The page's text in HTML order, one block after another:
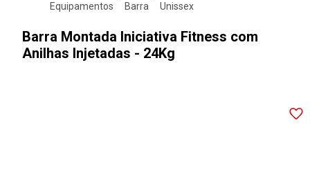
equipamentos barra unissex
Barra Montada Iniciativa Fitness com
Anilhas Injetadas - 24Kg